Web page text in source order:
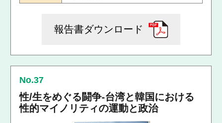
報告書ダウンロード
No.37
性/生をめぐる闘争-台湾と韓国における
性的マイノリティの運動と政治